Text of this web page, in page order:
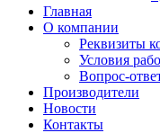
Главная
О компании
Реквизиты
Условия
Вопрос-
Производители
Новости
Контакты